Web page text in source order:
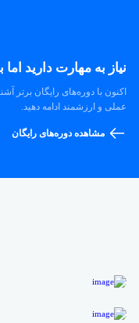
نیاز به مهارت دارید
اکنون با دوره‌های رایگان برتر
عملی و ارزشمند ادامه دهید.
مشاهده دوره‌های رایگان